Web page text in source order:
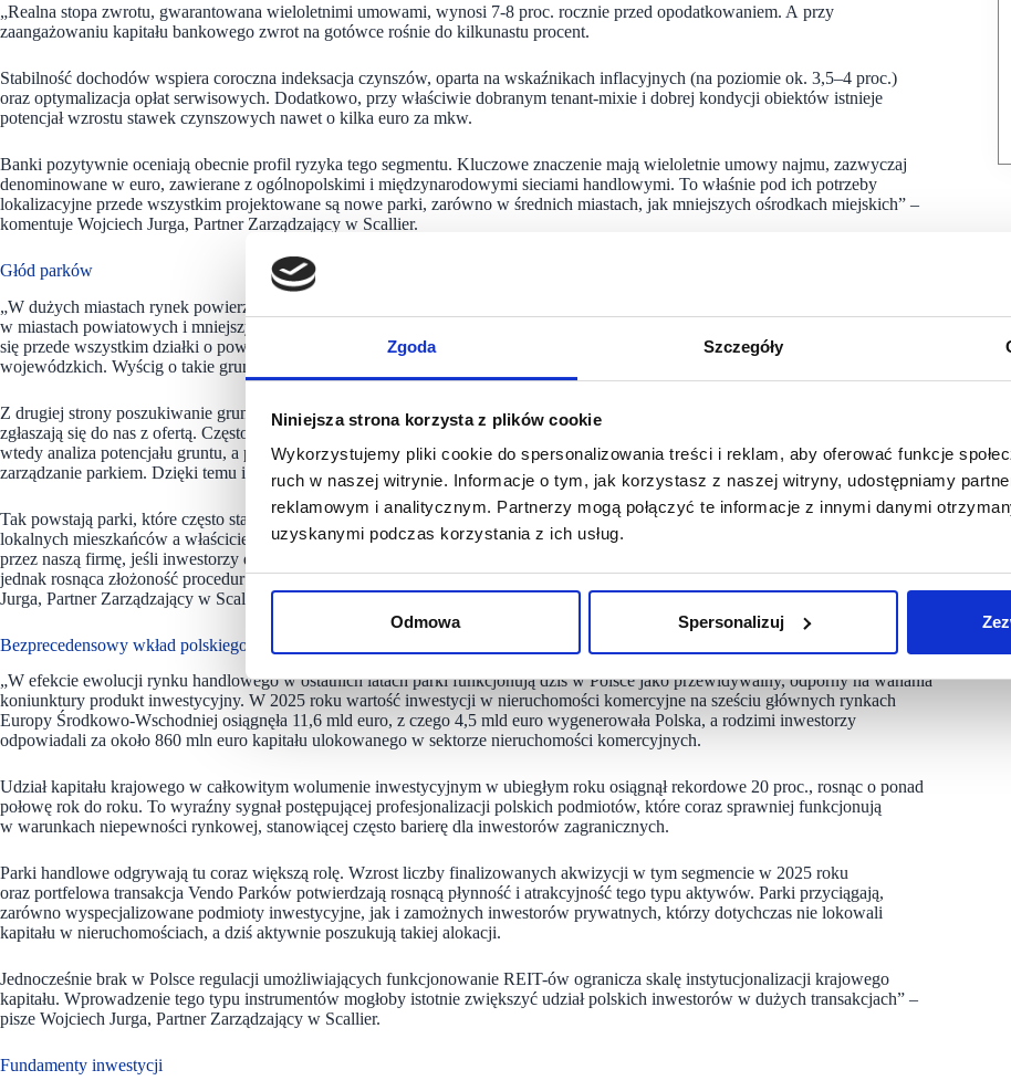
Zgoda Szczegóły
Niniejsza strona korzysta z plików cookie
Wykorzystujemy pliki cookie do spersonalizowania treści i reklam, aby oferować funkcje
ruch w naszej witrynie. Informacje o tym, jak korzystasz z naszej witryny, udostępniamy
reklamowym i analitycznym. Partnerzy mogą połączyć te informacje z innymi danymi
uzyskanymi podczas korzystania z ich usług.
Odmowa Spersonalizuj
„Realna stopa zwrotu, gwarantowana wieloletnimi umowami, wynosi 7-8 proc. rocznie przed opodatkowaniem. A przy
zaangażowaniu kapitału bankowego zwrot na gotówce rośnie do kilkunastu procent.
Stabilność dochodów wspiera coroczna indeksacja czynszów, oparta na wskaźnikach inflacyjnych (na poziomie ok. 3,5–4 proc.)
oraz optymalizacja opłat serwisowych. Dodatkowo, przy właściwie dobranym tenant-mixie i dobrej kondycji obiektów istnieje
potencjał wzrostu stawek czynszowych nawet o kilka euro za mkw.
Banki pozytywnie oceniają obecnie profil ryzyka tego segmentu. Kluczowe znaczenie mają wieloletnie umowy najmu, zazwyczaj
denominowane w euro, zawierane z ogólnopolskimi i międzynarodowymi sieciami handlowymi. To właśnie pod ich potrzeby
lokalizacyjne przede wszystkim projektowane są nowe parki, zarówno w średnich miastach, jak mniejszych ośrodkach miejskich” –
komentuje Wojciech Jurga, Partner Zarządzający w Scallier.
Głód parków
„W dużych miastach rynek powierzchni handlowych jest w znacznym stopniu nasycony. Nowe projekty koncentrują się teraz
w miastach powiatowych i mniejszych ośrodkach, liczących ponad 15–20 tys. mieszkańców. Atrakcyjnością inwestycyjną odznaczają
się przede wszystkim działki o powierzchni 1–2 ha, z dobrą ekspozycją oraz bezpośrednim dostępem do dróg krajowych lub
wojewódzkich. Wyścig o takie grunty trwa, a konkurencja na rynku jest coraz bardziej zacięta.
Z drugiej strony poszukiwanie gruntów inwestycyjnych w niektórych lokalizacjach nie jest takie trudne, bo właściciele działek sami
zgłaszają się do nas z ofertą. Często nie koniecznie planują je sprzedać, ale chcą na nich inwestować. Zadaniem naszej firmy jest
wtedy analiza potencjału gruntu, a później zabezpieczenie finansowania, przeprowadzenie inwestycji oraz jej komercjalizacja, a także
zarządzanie parkiem. Dzięki temu inwestorzy dostają bezobsługowy produkt finansowy o zadawalającym poziomie zwrotu.
Tak powstają parki, które często stanowią wyróżniające się i cieszące się uznaniem w okolicy obiekty, z których korzysta wielu
lokalnych mieszkańców a właściciele są z nich dumni. Realizujemy też inwestycje, które prowadzimy na gruntach zabezpieczonych
przez naszą firmę, jeśli inwestorzy dysponują tylko kapitałem. Model inwestycyjny jest elastyczny. Jednym z wyzwań pozostaje
jednak rosnąca złożoność procedur administracyjnych, które wydłużają proces realizacji projektów” – pisze w komentarzu Wojciech
Jurga, Partner Zarządzający w Scallier.
Bezprecedensowy wkład polskiego kapitału w inwestycje
„W efekcie ewolucji rynku handlowego w ostatnich latach parki funkcjonują dziś w Polsce jako przewidywalny, odporny na wahania
koniunktury produkt inwestycyjny. W 2025 roku wartość inwestycji w nieruchomości komercyjne na sześciu głównych rynkach
Europy Środkowo-Wschodniej osiągnęła 11,6 mld euro, z czego 4,5 mld euro wygenerowała Polska, a rodzimi inwestorzy
odpowiadali za około 860 mln euro kapitału ulokowanego w sektorze nieruchomości komercyjnych.
Udział kapitału krajowego w całkowitym wolumenie inwestycyjnym w ubiegłym roku osiągnął rekordowe 20 proc., rosnąc o ponad
połowę rok do roku. To wyraźny sygnał postępującej profesjonalizacji polskich podmiotów, które coraz sprawniej funkcjonują
w warunkach niepewności rynkowej, stanowiącej często barierę dla inwestorów zagranicznych.
Parki handlowe odgrywają tu coraz większą rolę. Wzrost liczby finalizowanych akwizycji w tym segmencie w 2025 roku
oraz portfelowa transakcja Vendo Parków potwierdzają rosnącą płynność i atrakcyjność tego typu aktywów. Parki przyciągają,
zarówno wyspecjalizowane podmioty inwestycyjne, jak i zamożnych inwestorów prywatnych, którzy dotychczas nie lokowali
kapitału w nieruchomościach, a dziś aktywnie poszukują takiej alokacji.
Jednocześnie brak w Polsce regulacji umożliwiających funkcjonowanie REIT-ów ogranicza skalę instytucjonalizacji krajowego
kapitału. Wprowadzenie tego typu instrumentów mogłoby istotnie zwiększyć udział polskich inwestorów w dużych transakcjach” –
pisze Wojciech Jurga, Partner Zarządzający w Scallier.
Fundamenty inwestycji